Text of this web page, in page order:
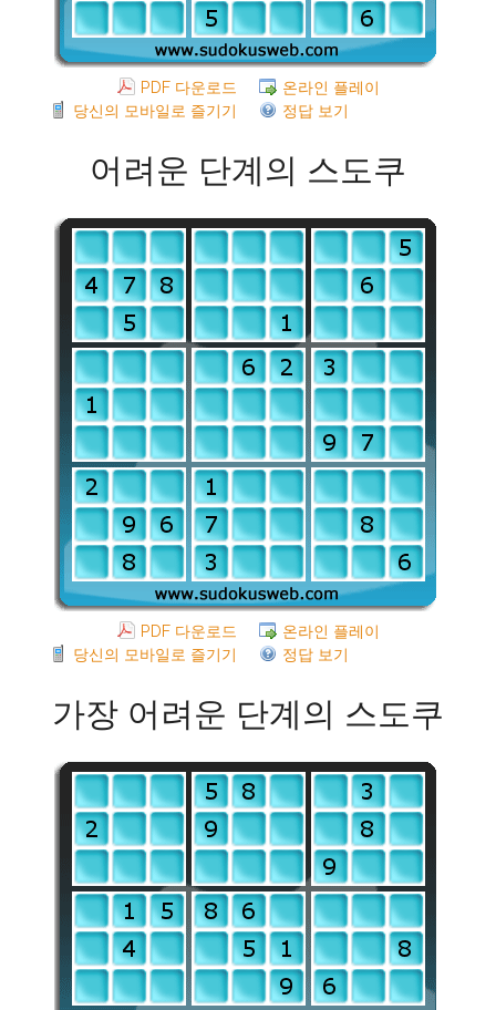
PDF 다운로드
온라인 플레이
당신의 모바일로 즐기기
정답 보기
어려운 단계의 스도쿠
PDF 다운로드
온라인 플레이
당신의 모바일로 즐기기
정답 보기
가장 어려운 단계의 스도쿠